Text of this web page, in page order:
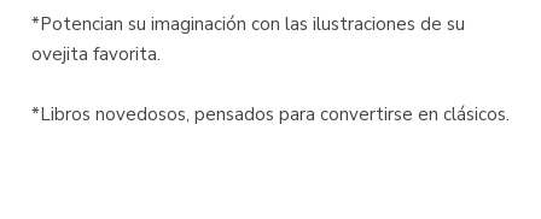
*Potencian su imaginación con las ilustraciones de su
ovejita favorita.
*Libros novedosos, pensados para convertirse en clásicos.